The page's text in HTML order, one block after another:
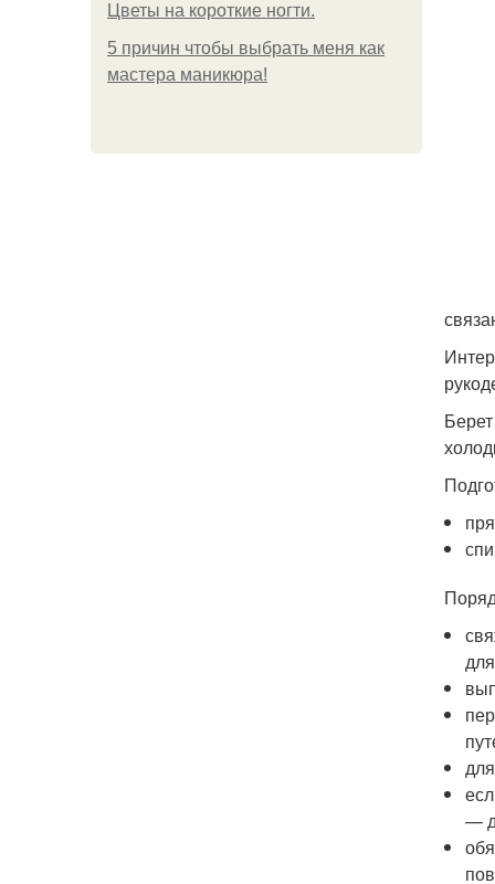
Цветы на короткие ногти.
5 причин чтобы выбрать меня как
мастера маникюра!
—